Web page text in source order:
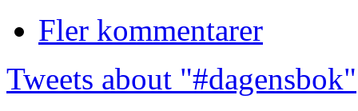
Fler kommentarer
Tweets about "#dagensbok"